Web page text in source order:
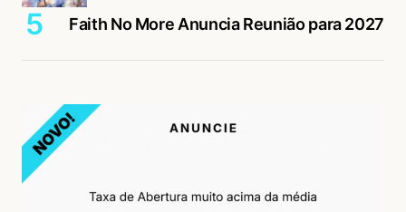
Faith No More Anuncia Reunião para 2027